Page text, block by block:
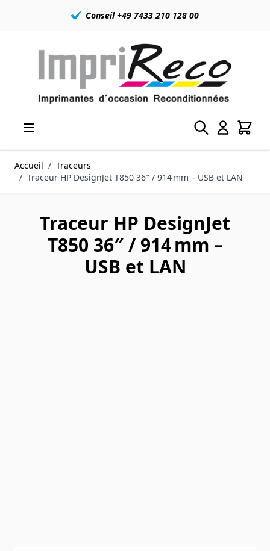
Conseil +49 7433 210 128 00
Accueil / Traceurs
/ Traceur HP DesignJet T850 36″ / 914 mm – USB et LAN
Traceur HP DesignJet
T850 36″ / 914 mm –
USB et LAN